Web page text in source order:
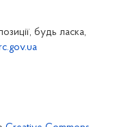
будь ласка,